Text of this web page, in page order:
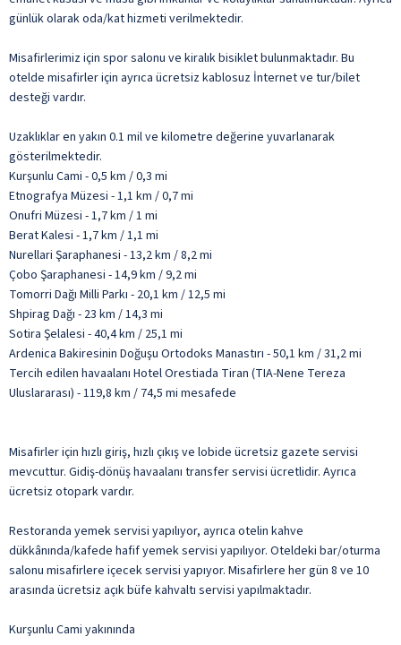
günlük olarak oda/kat hizmeti verilmektedir.
Misafirlerimiz için spor salonu ve kiralık bisiklet bulunmaktadır. Bu
otelde misafirler için ayrıca ücretsiz kablosuz İnternet ve tur/bilet
desteği vardır.
Uzaklıklar en yakın 0.1 mil ve kilometre değerine yuvarlanarak
gösterilmektedir.
Kurşunlu Cami - 0,5 km / 0,3 mi
Etnografya Müzesi - 1,1 km / 0,7 mi
Onufri Müzesi - 1,7 km / 1 mi
Berat Kalesi - 1,7 km / 1,1 mi
Nurellari Şaraphanesi - 13,2 km / 8,2 mi
Çobo Şaraphanesi - 14,9 km / 9,2 mi
Tomorri Dağı Milli Parkı - 20,1 km / 12,5 mi
Shpirag Dağı - 23 km / 14,3 mi
Sotira Şelalesi - 40,4 km / 25,1 mi
Ardenica Bakiresinin Doğuşu Ortodoks Manastırı - 50,1 km / 31,2 mi
Tercih edilen havaalanı Hotel Orestiada Tiran (TIA-Nene Tereza
Uluslararası) - 119,8 km / 74,5 mi mesafede
Misafirler için hızlı giriş, hızlı çıkış ve lobide ücretsiz gazete servisi
mevcuttur. Gidiş-dönüş havaalanı transfer servisi ücretlidir. Ayrıca
ücretsiz otopark vardır.
Restoranda yemek servisi yapılıyor, ayrıca otelin kahve
dükkânında/kafede hafif yemek servisi yapılıyor. Oteldeki bar/oturma
salonu misafirlere içecek servisi yapıyor. Misafirlere her gün 8 ve 10
arasında ücretsiz açık büfe kahvaltı servisi yapılmaktadır.
Kurşunlu Cami yakınında